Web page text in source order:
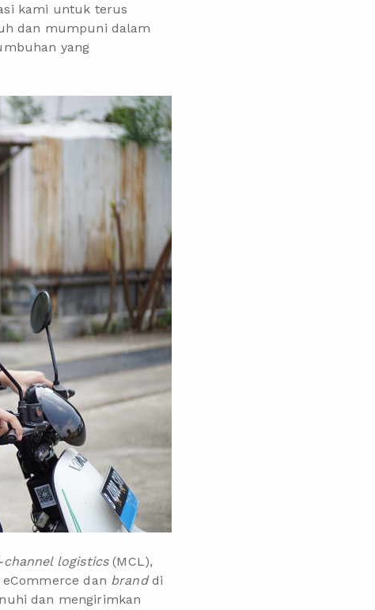
kami untuk terus
dan mumpuni dalam
yang
logistics(MCL),
dan branddi
dan mengirimkan